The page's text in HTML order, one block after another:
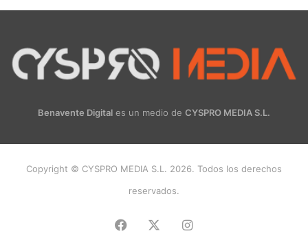
Benavente Digital es un medio de CYSPRO MEDIA S.L.
Copyright © CYSPRO MEDIA S.L. 2026. Todos los derechos
reservados.
Facebook Instagram